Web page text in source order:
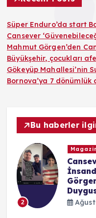
Süper Enduro’da start
Cansever
Mahmut Görgen’den
Büyükşehir, çocukları
Gökeyüp Mahallesi’nin
Bornova’ya 7 dönümlük
Bu haberler
2